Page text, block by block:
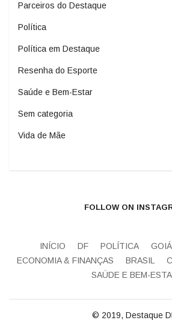
Parceiros do Destaque
Política
Política em Destaque
Resenha do Esporte
Saúde e Bem-Estar
Sem categoria
Vida de Mãe
FOLLOW ON
INÍCIO DF POLÍTICA
ECONOMIA & FINANÇAS
BRASIL
SAÚDE E BEM-
© 2019, Destaque